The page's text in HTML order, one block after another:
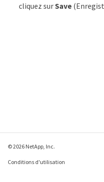
cliquez surSave
© 2026 NetApp, Inc.
Conditions d'utilisation